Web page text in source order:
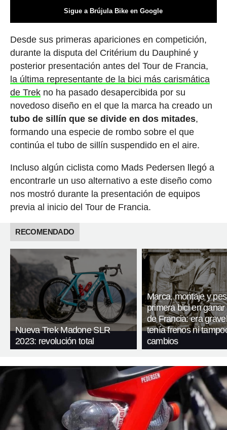
Sigue a Brújula Bike en Google
Desde sus primeras apariciones en competición,
durante la disputa del Critérium du Dauphiné y
posterior presentación antes del Tour de Francia,
la última representante de la bici más carismática
de Trekno ha pasado desapercibida por su
novedoso diseño en el que la marca ha creado un
tubo de sillín que se divide en dos mitades,
formando una especie de rombo sobre el que
continúa el tubo de sillín suspendido en el aire.
Incluso algún ciclista como Mads Pedersen llegó a
encontrarle un uso alternativo a este diseño como
nos mostró durante la presentación de equipos
previa al inicio del Tour de Francia.
RECOMENDADO
Nueva Trek Madone SLR
2023: revolución total
Marca, montaje y
primera bici en ganar
de Francia: era
tenía frenos ni
cambios